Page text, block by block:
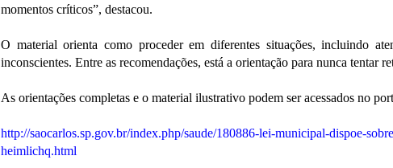
momentos críticos”, destacou.
O material orienta como proceder em diferentes situações, incluindo
inconscientes. Entre as recomendações, está a orientação para nunca tentar
As orientações completas e o material ilustrativo podem ser acessados no
http://saocarlos.sp.gov.br/index.php/saude/180886-lei-municipal-dispoe-
heimlichq.html